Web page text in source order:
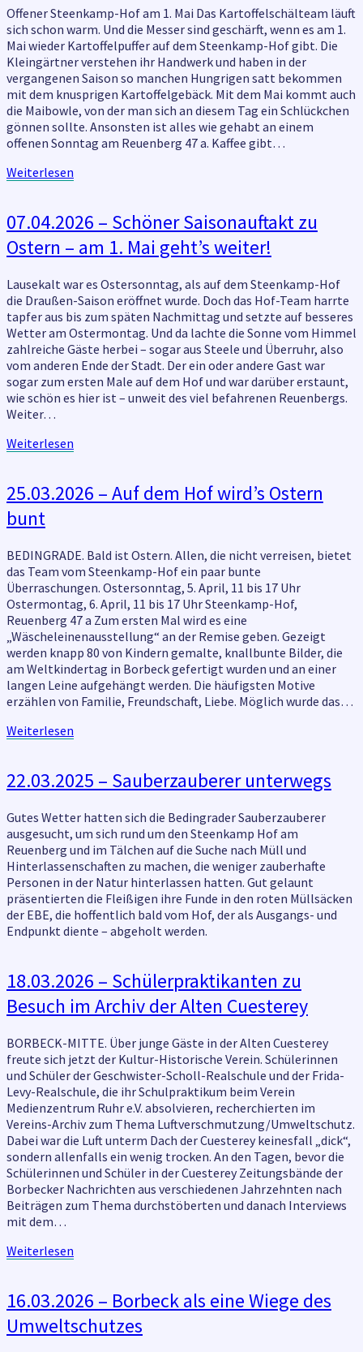
„Waldmaister“
geht’s
weiter
Offener Steenkamp-Hof am 1. Mai Das Kartoffelschälteam läuft
sich schon warm. Und die Messer sind geschärft, wenn es am 1.
Mai wieder Kartoffelpuffer auf dem Steenkamp-Hof gibt. Die
Kleingärtner verstehen ihr Handwerk und haben in der
vergangenen Saison so manchen Hungrigen satt bekommen
mit dem knusprigen Kartoffelgebäck. Mit dem Mai kommt auch
die Maibowle, von der man sich an diesem Tag ein Schlückchen
gönnen sollte. Ansonsten ist alles wie gehabt an einem
offenen Sonntag am Reuenberg 47 a. Kaffee gibt…
Weiterlesen
07.04.2026
–
Schöner
zu
Ostern
–
am
1.
Mai
geht’s
weiter!
07.04.2026 – Schöner Saisonauftakt zu
Ostern – am 1. Mai geht’s weiter!
Lausekalt war es Ostersonntag, als auf dem Steenkamp-Hof
die Draußen-Saison eröffnet wurde. Doch das Hof-Team harrte
tapfer aus bis zum späten Nachmittag und setzte auf besseres
Wetter am Ostermontag. Und da lachte die Sonne vom Himmel
zahlreiche Gäste herbei – sogar aus Steele und Überruhr, also
vom anderen Ende der Stadt. Der ein oder andere Gast war
sogar zum ersten Male auf dem Hof und war darüber erstaunt,
wie schön es hier ist – unweit des viel befahrenen Reuenbergs.
Weiter…
Weiterlesen
25.03.2026
–
Auf
Hof
wird’s
Ostern
bunt
25.03.2026 – Auf dem Hof wird’s Ostern
bunt
BEDINGRADE. Bald ist Ostern. Allen, die nicht verreisen, bietet
das Team vom Steenkamp-Hof ein paar bunte
Überraschungen. Ostersonntag, 5. April, 11 bis 17 Uhr
Ostermontag, 6. April, 11 bis 17 Uhr Steenkamp-Hof,
Reuenberg 47 a Zum ersten Mal wird es eine
„Wäscheleinenausstellung“ an der Remise geben. Gezeigt
werden knapp 80 von Kindern gemalte, knallbunte Bilder, die
am Weltkindertag in Borbeck gefertigt wurden und an einer
langen Leine aufgehängt werden. Die häufigsten Motive
erzählen von Familie, Freundschaft, Liebe. Möglich wurde das…
Weiterlesen
22.03.2025
–
unterwegs
22.03.2025 – Sauberzauberer unterwegs
Gutes Wetter hatten sich die Bedingrader Sauberzauberer
ausgesucht, um sich rund um den Steenkamp Hof am
Reuenberg und im Tälchen auf die Suche nach Müll und
Hinterlassenschaften zu machen, die weniger zauberhafte
Personen in der Natur hinterlassen hatten. Gut gelaunt
präsentierten die Fleißigen ihre Funde in den roten Müllsäcken
der EBE, die hoffentlich bald vom Hof, der als Ausgangs- und
Endpunkt diente – abgeholt werden.
18.03.2026
–
Schülerpraktikanten
Besuch
im
Archiv
der
Alten
Cuesterey
18.03.2026 – Schülerpraktikanten zu
Besuch im Archiv der Alten Cuesterey
BORBECK-MITTE. Über junge Gäste in der Alten Cuesterey
freute sich jetzt der Kultur-Historische Verein. Schülerinnen
und Schüler der Geschwister-Scholl-Realschule und der Frida-
Levy-Realschule, die ihr Schulpraktikum beim Verein
Medienzentrum Ruhr e.V. absolvieren, recherchierten im
Vereins-Archiv zum Thema Luftverschmutzung/Umweltschutz.
Dabei war die Luft unterm Dach der Cuesterey keinesfall „dick“,
sondern allenfalls ein wenig trocken. An den Tagen, bevor die
Schülerinnen und Schüler in der Cuesterey Zeitungsbände der
Borbecker Nachrichten aus verschiedenen Jahrzehnten nach
Beiträgen zum Thema durchstöberten und danach Interviews
mit dem…
Weiterlesen
16.03.2026
–
Borbeck
16.03.2026 – Borbeck als eine Wiege des
Umweltschutzes